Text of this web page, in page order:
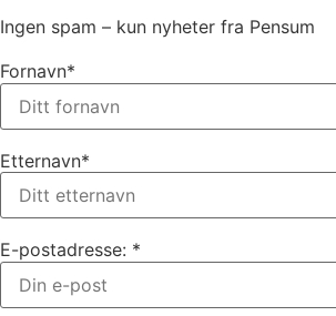
Ingen spam – kun nyheter fra Pensum
Fornavn*
Etternavn*
E-postadresse: *